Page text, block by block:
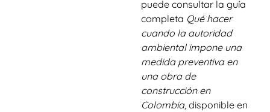
puede consultar la guía
completa Qué hacer
cuando la autoridad
ambiental impone una
medida preventiva en
una obra de
construcción en
Colombia, disponible en